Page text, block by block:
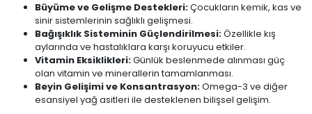
Büyüme ve Gelişme Destekleri:Çocukların kemik, kas ve
sinir sistemlerinin sağlıklı gelişmesi.
Bağışıklık Sisteminin Güçlendirilmesi:Özellikle kış
aylarında ve hastalıklara karşı koruyucu etkiler.
Vitamin Eksiklikleri:Günlük beslenmede alınması güç
olan vitamin ve minerallerin tamamlanması.
Beyin Gelişimi ve Konsantrasyon:Omega-3 ve diğer
esansiyel yağ asitleri ile desteklenen bilişsel gelişim.